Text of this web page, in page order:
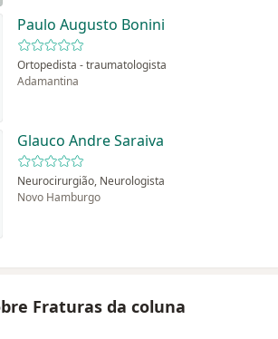
Paulo Augusto Bonini
Ortopedista - traumatologista
Adamantina
Glauco Andre Saraiva
Neurocirurgião, Neurologista
Novo Hamburgo
Fraturas da coluna